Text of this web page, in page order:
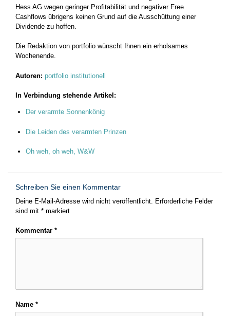
Hess AG wegen geringer Profitabilität und negativer Free
Cashflows übrigens keinen Grund auf die Ausschüttung einer
Dividende zu hoffen.
Die Redaktion von portfolio wünscht Ihnen ein erholsames
Wochenende.
Autoren: portfolio institutionell
In Verbindung stehende Artikel:
Der verarmte Sonnenkönig
Die Leiden des verarmten Prinzen
Oh weh, oh weh, W&W
Schreiben Sie einen Kommentar
Deine E-Mail-Adresse wird nicht veröffentlicht. Erforderliche Felder
sind mit * markiert
Kommentar *
Name *